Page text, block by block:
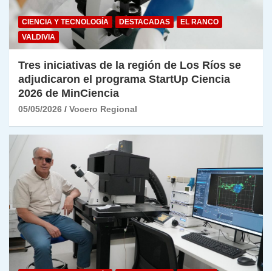
CIENCIA Y TECNOLOGÍA DESTACADAS
EL RANCO
VALDIVIA
Tres iniciativas de la región de Los Ríos se
adjudicaron el programa StartUp Ciencia
2026 de MinCiencia
05/05/2026 Vocero Regional